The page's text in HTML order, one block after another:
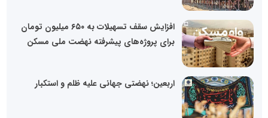
افزایش سقف تسهیلات به ۶۵۰ میلیون تومان
برای پروژه‌های پیشرفته نهضت ملی مسکن
اربعین؛ نهضتی جهانی علیه ظلم و استکبار